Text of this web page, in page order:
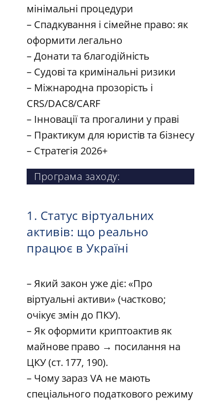
мінімальні процедури
– Спадкування і сімейне право: як
оформити легально
– Донати та благодійність
– Судові та кримінальні ризики
– Міжнародна прозорість і
CRS/DAC8/CARF
– Інновації та прогалини у праві
– Практикум для юристів та бізнесу
– Стратегія 2026+
Програма заходу:
1. Статус віртуальних
активів: що реально
працює в Україні
– Який закон уже діє: «Про
віртуальні активи» (частково;
очікує змін до ПКУ).
– Як оформити криптоактив як
майнове право → посилання на
ЦКУ (ст. 177, 190).
– Чому зараз VA не мають
спеціального податкового режиму